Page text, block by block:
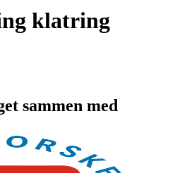
klatring
sammen med